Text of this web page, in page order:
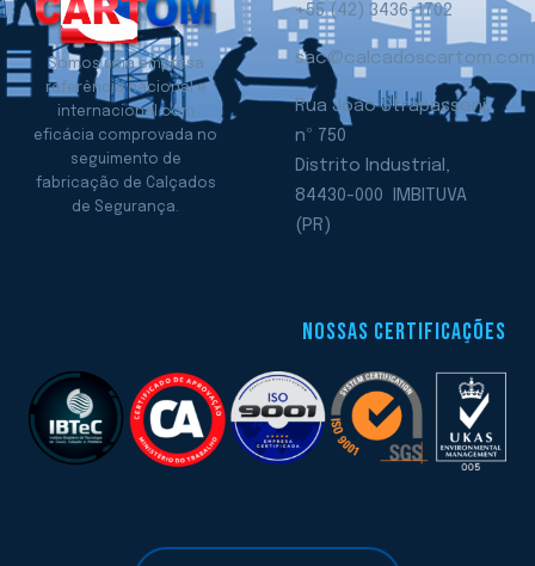
Somos uma empresa
referência nacional e
internacional com
eficácia comprovada no
seguimento de
fabricação de Calçados
de Segurança.
+55 (42) 3436-1702
Rua João Strapassoni,
nº 750
Distrito Industrial,
84430-000 IMBITUVA
(PR)
NOSSAS CERTIFICAÇÕES